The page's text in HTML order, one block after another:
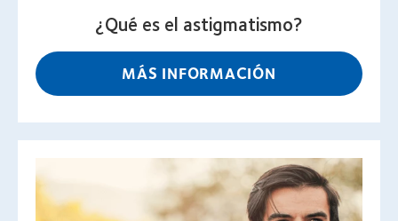
¿Qué es el astigmatismo?
MÁS INFORMACIÓN